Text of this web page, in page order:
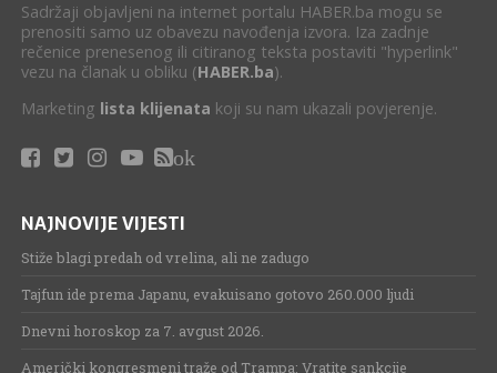
Sadržaji objavljeni na internet portalu HABER.ba mogu se
prenositi samo uz obavezu navođenja izvora. Iza zadnje
rečenice prenesenog ili citiranog teksta postaviti "hyperlink"
vezu na članak u obliku (HABER.ba).
Marketing lista klijenata koji su nam ukazali povjerenje.
ok
NAJNOVIJE VIJESTI
Stiže blagi predah od vrelina, ali ne zadugo
Tajfun ide prema Japanu, evakuisano gotovo 260.000 ljudi
Dnevni horoskop za 7. avgust 2026.
Američki kongresmeni traže od Trampa: Vratite sankcije